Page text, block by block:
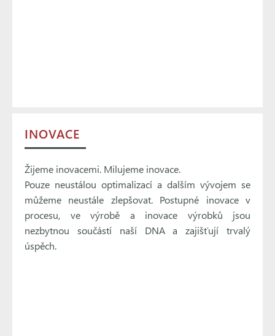
INOVACE
Žijeme inovacemi. Milujeme inovace.
Pouze neustálou optimalizací a dalším vývojem se
můžeme neustále zlepšovat. Postupné inovace v
procesu, ve výrobě a inovace výrobků jsou
nezbytnou součástí naší DNA a zajišťují trvalý
úspěch.